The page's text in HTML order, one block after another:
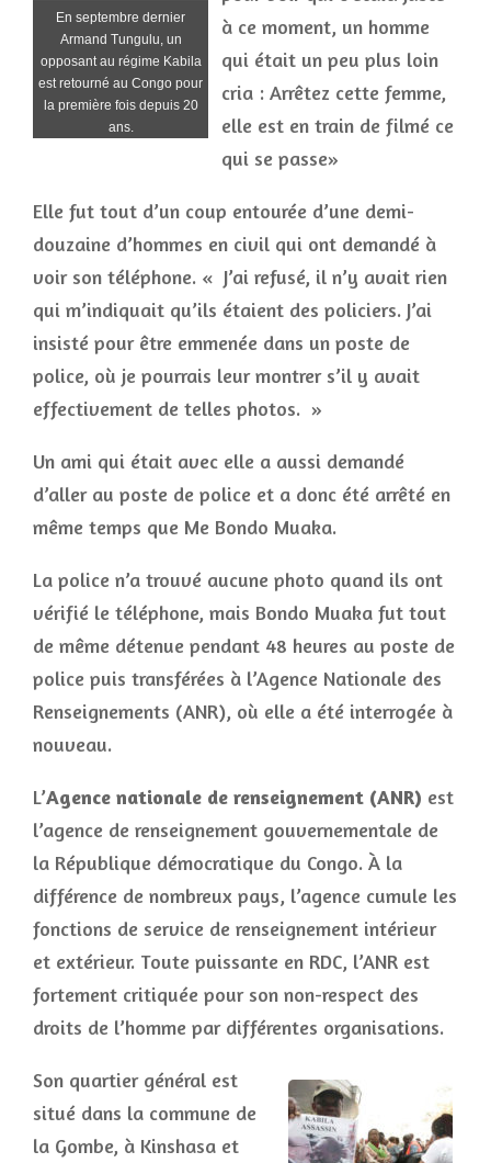
En septembre dernier
Armand Tungulu, un
opposant au régime Kabila
est retourné au Congo pour
la première fois depuis 20
ans.
à ce moment, un homme
qui était un peu plus loin
cria : Arrêtez cette femme,
elle est en train de filmé ce
qui se passe»
Elle fut tout d’un coup entourée d’une demi-
douzaine d’hommes en civil qui ont demandé à
voir son téléphone. « J’ai refusé, il n’y avait rien
qui m’indiquait qu’ils étaient des policiers. J’ai
insisté pour être emmenée dans un poste de
police, où je pourrais leur montrer s’il y avait
effectivement de telles photos. »
Un ami qui était avec elle a aussi demandé
d’aller au poste de police et a donc été arrêté en
même temps que Me Bondo Muaka.
La police n’a trouvé aucune photo quand ils ont
vérifié le téléphone, mais Bondo Muaka fut tout
de même détenue pendant 48 heures au poste de
police puis transférées à l’Agence Nationale des
Renseignements (ANR), où elle a été interrogée à
nouveau.
L’Agence nationale de renseignement (ANR) est
l’agence de renseignement gouvernementale de
la République démocratique du Congo. À la
différence de nombreux pays, l’agence cumule les
fonctions de service de renseignement intérieur
et extérieur. Toute puissante en RDC, l’ANR est
fortement critiquée pour son non-respect des
droits de l’homme par différentes organisations.
Son quartier général est
situé dans la commune de
la Gombe, à Kinshasa et